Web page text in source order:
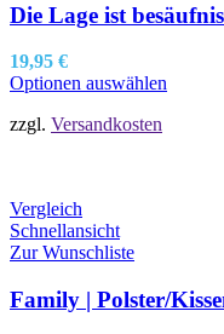
Die Lage ist
19,95 €
Optionen auswählen
zzgl. Versandkosten
Vergleich
Schnellansicht
Zur Wunschliste
Family | Polster/